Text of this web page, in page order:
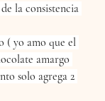
la consistencia
( yo amo que el
amargo
solo agrega 2